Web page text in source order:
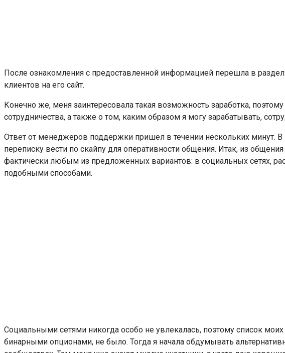
После ознакомления с предоставленной информацией перешла в раздел
клиентов на его сайт.
Конечно же, меня заинтересовала такая возможность заработка,
сотрудничества, а также о том, каким образом я могу зарабатывать,
Ответ от менеджеров поддержки пришел в течении нескольких
переписку вести по скайпу для оперативности общения. Итак, из
фактически любым из предложенных вариантов: в социальных сетях,
подобными способами.
Социальными сетями никогда особо не увлекалась, поэтому список
бинарными опционами, не было. Тогда я начала обдумывать